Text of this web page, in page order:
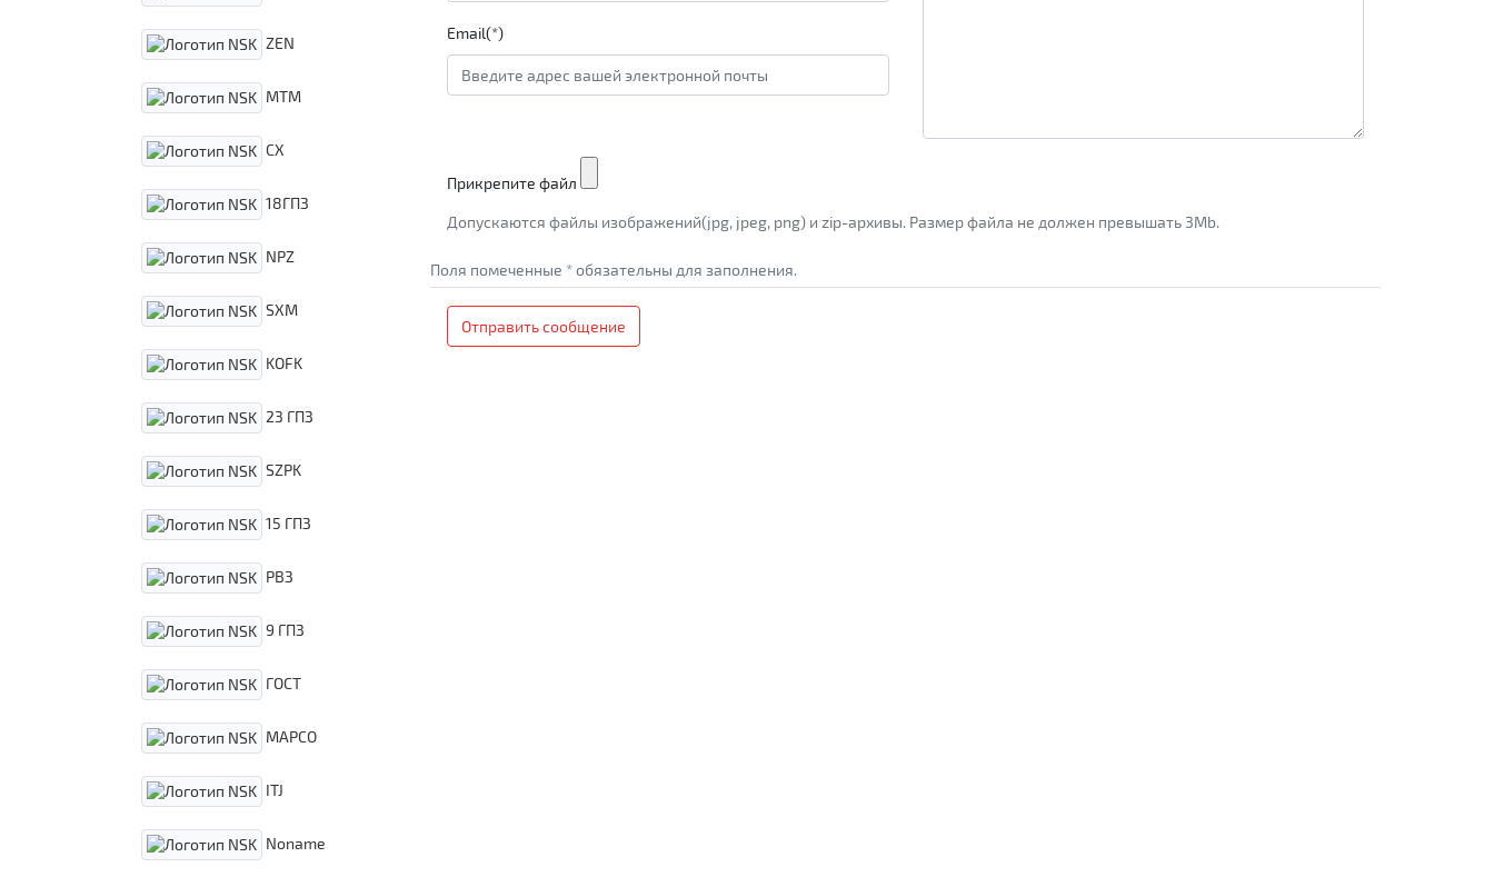
ZEN
MTM
CX
18ГПЗ
NPZ
SXM
KOFK
23 ГПЗ
SZPK
15 ГПЗ
РВЗ
9 ГПЗ
ГОСТ
MAPCO
ITJ
Noname
Email(*)
Прикрепите файл
Допускаются файлы изображений(jpg, jpeg, png) и zip-архивы. Размер файла не должен превышать 3Mb.
Поля помеченные * обязательны для заполнения.
Отправить сообщение